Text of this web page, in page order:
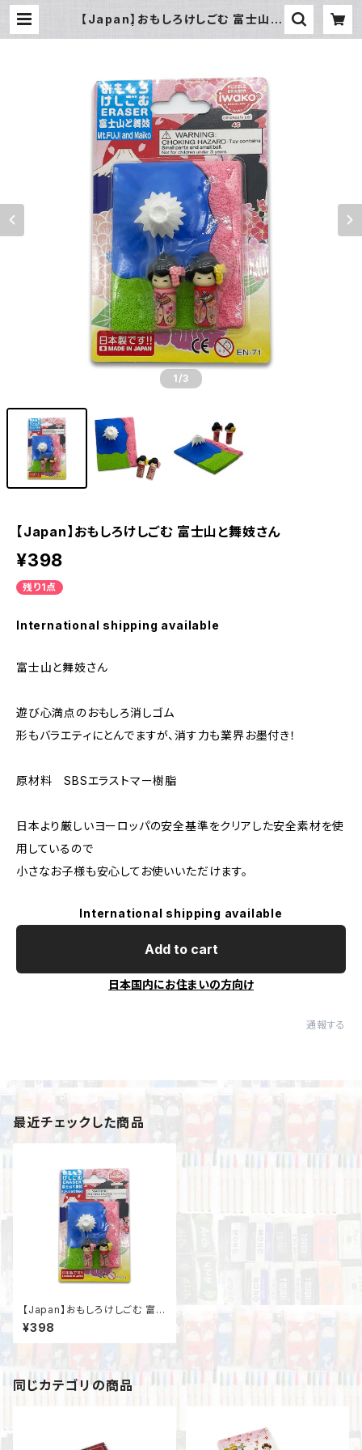
【Japan】おもしろけしごむ 富士山と
1 /3
【Japan】おもしろけしごむ 富士山と舞妓さん
¥398
残り1点
International shipping available
富士山と舞妓さん
遊び心満点のおもしろ消しゴム
形もバラエティにとんでますが、消す力も業界お墨付き！
原材料 SBSエラストマー樹脂
日本より厳しいヨーロッパの安全基準をクリアした安全素材を使
用しているので
小さなお子様も安心してお使いいただけます。
International shipping available
Add to cart
日本国内にお住まいの方向け
通報する
最近チェックした商品
【Japan】おもしろけしごむ 富士
山と舞妓さん
¥398
同じカテゴリの商品